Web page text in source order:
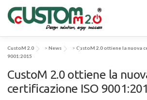
contenuto
CHI SIAMO
APPLICAZIONI & SOLUZIONI EV-
CustoM 2.0 > News > CustoM 2.0 ottiene la nuova
9001:2015
CustoM 2.0 ottiene la
certificazione ISO